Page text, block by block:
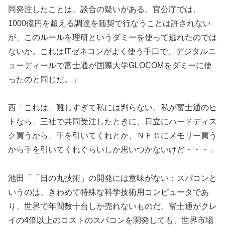
同発注したことは、談合の疑いがある。官公庁では、
1000億円を超える調達を随契で行なうことは許されない
が、このルールを理研というダミーを使って逃れたのでは
ないか。これはITゼネコンがよく使う手口で、デジタルニ
ューディールで富士通が国際大学GLOCOMをダミーに使
ったのと同じだ。」
西「これは、難しすぎて私には判らない。私が富士通のヒ
トなら、三社で共同受注したときに、日立にハードディス
ク買うから、手を引いてくれとか、ＮＥＣにメモリー買う
から手を引いてくれぐらいしか思いつかないけど・・・」
池田「「日の丸技術」の開発には意味がない：スパコンと
いうのは、きわめて特殊な科学技術用コンピュータであ
り、世界で年間数十台しか売れないものだ。富士通がクレ
イの4倍以上のコストのスパコンを開発しても、世界市場